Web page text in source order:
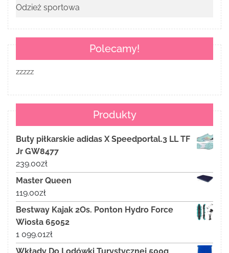
Odzież sportowa
Polecamy!
zzzzz
Produkty
Buty piłkarskie adidas X Speedportal.3 LL TF
Jr GW8477
239.00zł
Master Queen
119.00zł
Bestway Kajak 2Os. Ponton Hydro Force
Wiosła 65052
1 099.01zł